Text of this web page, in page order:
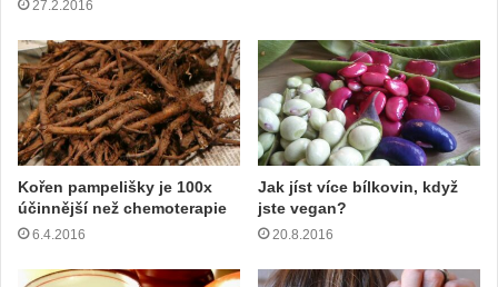
27.2.2016
Kořen pampelišky je 100x
účinnější než chemoterapie
6.4.2016
Jak jíst více bílkovin, když
jste vegan?
20.8.2016